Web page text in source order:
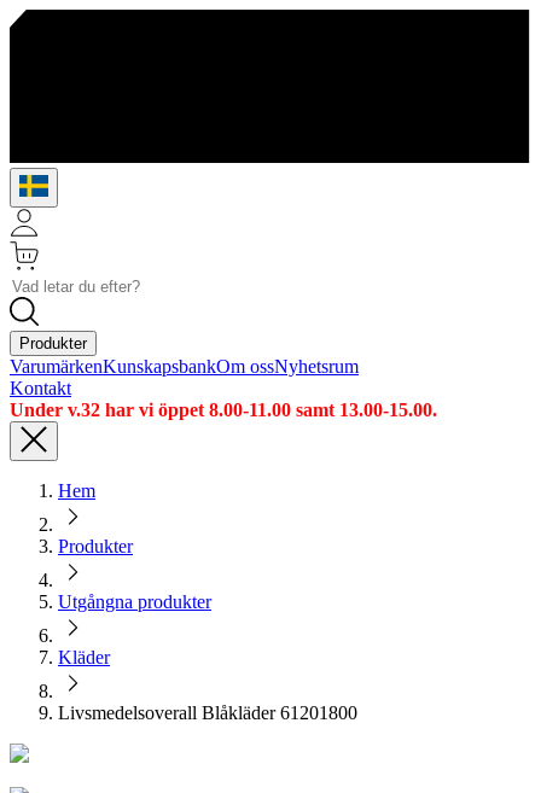
Produkter
VarumärkenKunskapsbankOm ossNyhetsrum
Kontakt
Under v.32 har vi öppet 8.00-11.00 samt 13.00-15.00.
Hem
Produkter
Utgångna produkter
Kläder
Livsmedelsoverall Blåkläder 61201800